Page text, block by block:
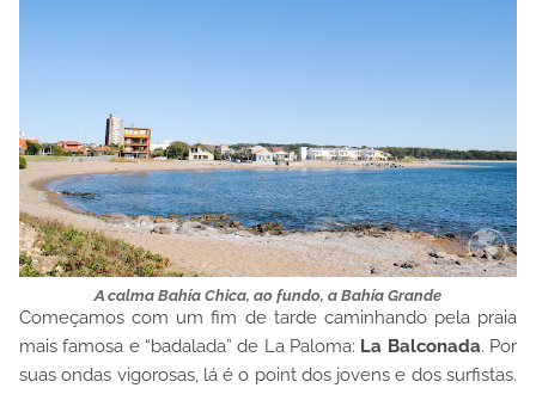
A calma Bahía Chica, ao fundo, a Bahía Grande
Começamos com um fim de tarde caminhando pela praia
mais famosa e “badalada” de La Paloma: La Balconada. Por
suas ondas vigorosas, lá é o point dos jovens e dos surfistas.